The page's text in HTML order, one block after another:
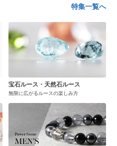
特集一覧へ
宝石ルース・天然石ルース
無限に広がるルースの楽しみ方